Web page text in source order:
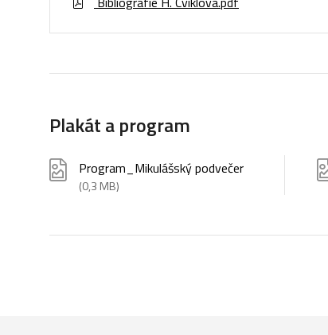
Plakát a program
Program_Mikulášský podvečer
(0,3 MB)